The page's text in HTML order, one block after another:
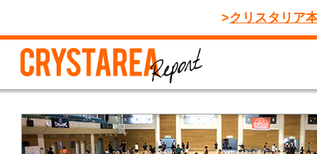
クリスタリア